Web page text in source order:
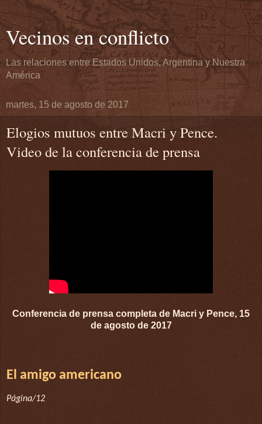
Vecinos en conflicto
Las relaciones entre Estados Unidos, Argentina y Nuestra
América
martes, 15 de agosto de 2017
Elogios mutuos entre Macri y Pence.
Video de la conferencia de prensa
Conferencia de prensa completa de Macri y Pence, 15
de agosto de 2017
El amigo americano
Página/12